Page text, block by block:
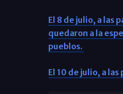
El 8 de julio, a las
quedaron a la
pueblos.
El 10 de julio, a